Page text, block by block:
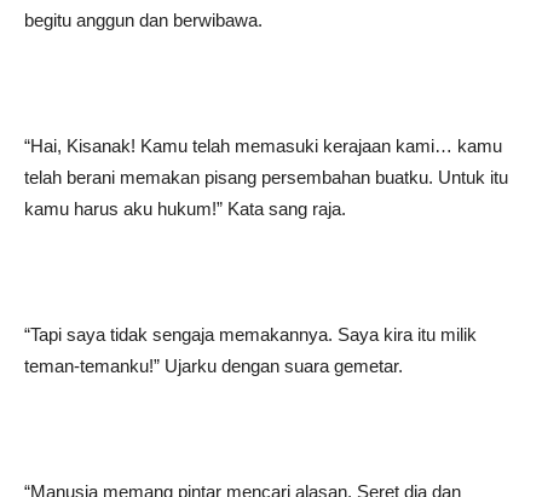
begitu anggun dan berwibawa.
“Hai, Kisanak! Kamu telah memasuki kerajaan kami… kamu
telah berani memakan pisang persembahan buatku. Untuk itu
kamu harus aku hukum!” Kata sang raja.
“Tapi saya tidak sengaja memakannya. Saya kira itu milik
teman-temanku!” Ujarku dengan suara gemetar.
“Manusia memang pintar mencari alasan. Seret dia dan